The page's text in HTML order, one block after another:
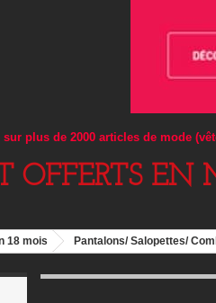
plus de 2000 articles de mode
OFFERTS
18 mois Pantalons/ Salopettes/